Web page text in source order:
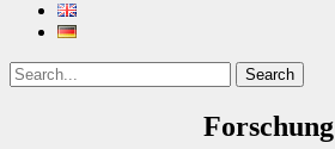
Search
Search
for:
Forschung